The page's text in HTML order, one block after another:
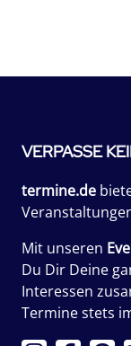
VERPASSE
termine.de
Mit unseren
Du Dir Deine
Interessen
Termine stets